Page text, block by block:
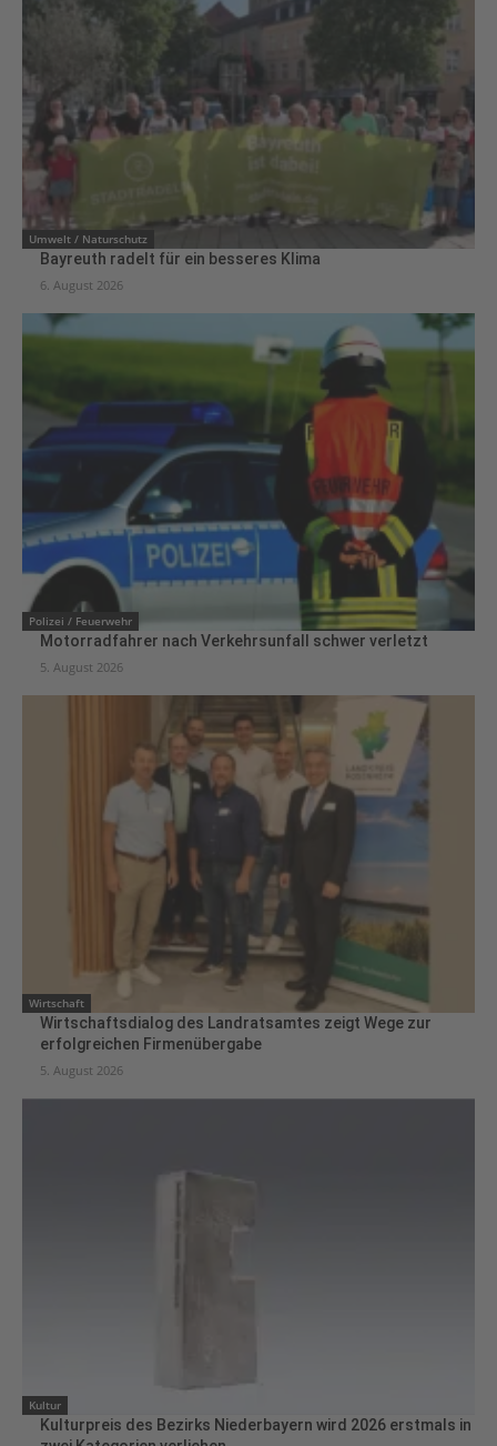
Umwelt / Naturschutz
Bayreuth radelt für ein besseres Klima
6. August 2026
Polizei / Feuerwehr
Motorradfahrer nach Verkehrsunfall schwer verletzt
5. August 2026
Wirtschaft
Wirtschaftsdialog des Landratsamtes zeigt Wege zur
erfolgreichen Firmenübergabe
5. August 2026
Kultur
Kulturpreis des Bezirks Niederbayern wird 2026 erstmals in